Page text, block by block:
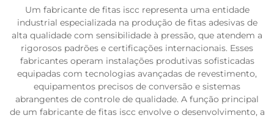
Um fabricante de fitas iscc representa uma entidade
industrial especializada na produção de fitas adesivas de
alta qualidade com sensibilidade à pressão, que atendem a
rigorosos padrões e certificações internacionais. Esses
fabricantes operam instalações produtivas sofisticadas
equipadas com tecnologias avançadas de revestimento,
equipamentos precisos de conversão e sistemas
abrangentes de controle de qualidade. A função principal
de um fabricante de fitas iscc envolve o desenvolvimento, a